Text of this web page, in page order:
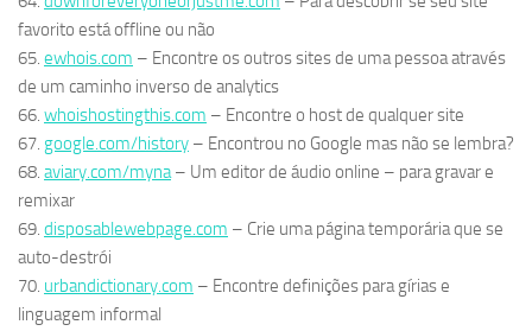
favorito está offline ou não
65. ewhois.com – Encontre os outros sites de uma pessoa através
de um caminho inverso de analytics
66. whoishostingthis.com – Encontre o host de qualquer site
67. google.com/history – Encontrou no Google mas não se lembra?
68. aviary.com/myna– Um editor de áudio online – para gravar e
remixar
69. disposablewebpage.com – Crie uma página temporária que se
auto-destrói
70. urbandictionary.com – Encontre definições para gírias e
linguagem informal